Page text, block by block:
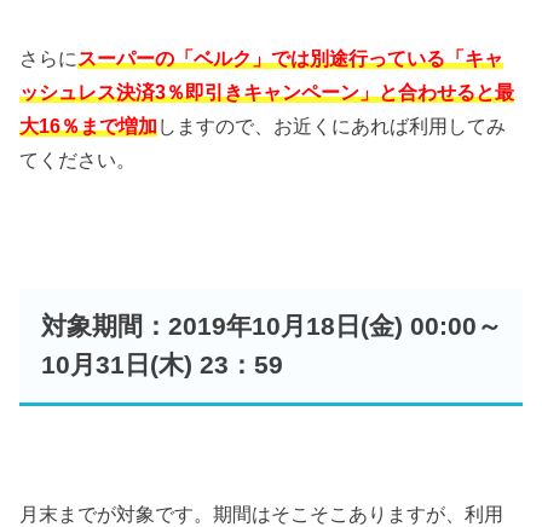
さらにスーパーの「ベルク」では別途行っている「キャ
ッシュレス決済3％即引きキャンペーン」と合わせると最
大16％まで増加しますので、お近くにあれば利用してみ
てください。
対象期間：2019年10月18日(金) 00:00～
10月31日(木) 23：59
月末までが対象です。期間はそこそこありますが、利用